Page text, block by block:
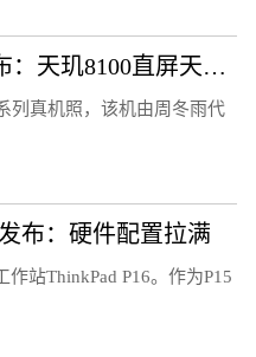
OPPO Reno8系列真机公布：天玑8100直屏天花板
列真机照，该机由周冬雨代
布：硬件配置拉满
站ThinkPad P16。作为P15